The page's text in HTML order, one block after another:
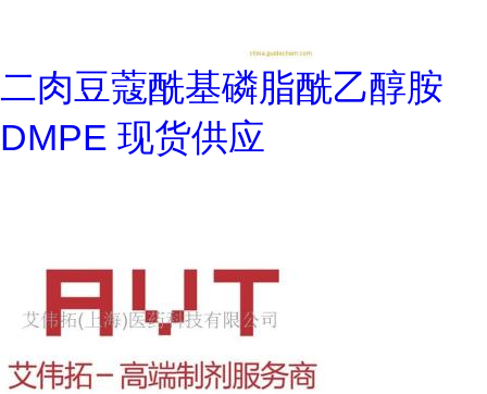
二肉豆蔻酰基磷脂酰乙醇胺
DMPE 现货供应